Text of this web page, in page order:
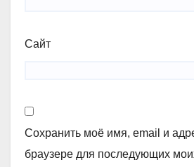
Сайт
Сохранить моё имя, email и
браузере для последующих